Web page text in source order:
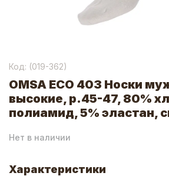
Код: (019-362)
OMSA ECO 403 Носки
высокие, р.45-47, 80%
полиамид, 5% эластан,
Нет в наличии
Характеристики